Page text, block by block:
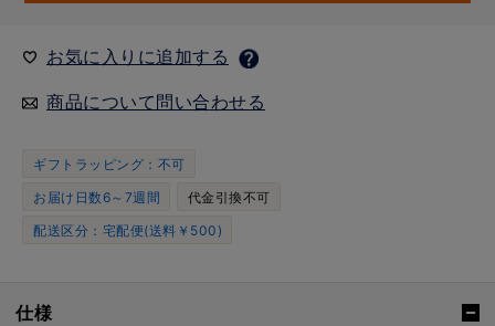
お気に入りに追加する
商品について問い合わせる
ギフトラッピング：不可
お届け日数6～7週間
代金引換不可
配送区分：宅配便(送料￥500)
仕様